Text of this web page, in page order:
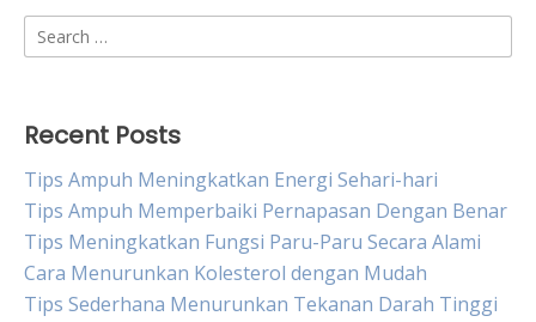
Search
for:
Recent Posts
Tips Ampuh Meningkatkan Energi Sehari-hari
Tips Ampuh Memperbaiki Pernapasan Dengan Benar
Tips Meningkatkan Fungsi Paru-Paru Secara Alami
Cara Menurunkan Kolesterol dengan Mudah
Tips Sederhana Menurunkan Tekanan Darah Tinggi